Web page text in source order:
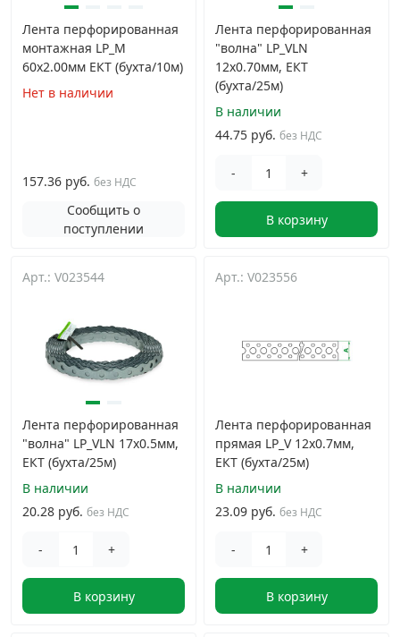
Лента перфорированная
монтажная LP_M
60x2.00мм ЕКТ (бухта/10м)
Нет в наличии
157.36 руб. без НДС
Сообщить о
поступлении
Лента перфорированная
"волна" LP_VLN
12x0.70мм, ЕКТ
(бухта/25м)
В наличии
44.75 руб. без НДС
- +
В корзину
Арт.: V023544
Лента перфорированная
"волна" LP_VLN 17x0.5мм,
ЕКТ (бухта/25м)
В наличии
20.28 руб. без НДС
- +
В корзину
Арт.: V023556
Лента перфорированная
прямая LP_V 12x0.7мм,
ЕКТ (бухта/25м)
В наличии
23.09 руб. без НДС
- +
В корзину